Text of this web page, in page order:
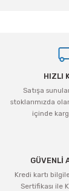
Ürün resmi
Ürün
Ürün
Ürün fiyatı
HIZLI
Satışa
stoklarımızda
içinde
GÜVENLİ
Kredi kartı
Sertifikası ile